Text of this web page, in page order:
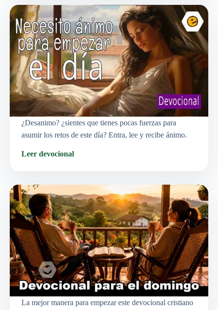
¿Desanimo? ¿sientes que tienes pocas fuerzas para
asumir los retos de este día? Entra, lee y recibe ánimo.
Leer devocional
La mejor manera para empezar este devocional cristiano